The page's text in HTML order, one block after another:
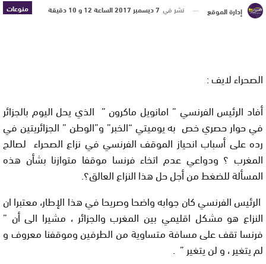
منوعات إدارة الموقع نشر في 7 ديسمبر 2017 الساعة 12 و 10 دقيقة
الصحراء لايف :
أفاد الرئيس الفرنسي ” امانويل ماكرون ” الذي يحل اليوم بالجزائر
في حوار حصري خص به يوميتي “الخبر” و”الوطن ” الجزائريتين في
رده على أسباب انحياز الموقف الفرنسي في نزاع الصحراء لصالح
المغرب ؟ ودواعي عدم اتخاء فرنسا موقفا متوازنا بشأن هذه
المسألة للضغط من أجل حل هذا النزاع العالق؟.
الرئيس الفرنسي كان جوابه واضحا وصريحا في هذا الإطار، معتبرا ان
النزاع هو مشكل اقليمي بين المغرب والجزائر ، مشيرا الى أن ”
فرنسا تقف على مسافة متساوية من الطرفين وموقفنا معروف و
لم يتغير ، و لن يتغير ” .